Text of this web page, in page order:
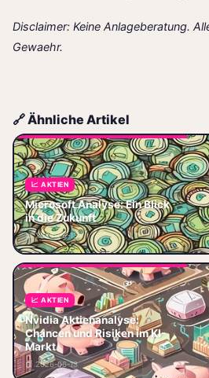
Disclaimer: Keine Anlageberatung.
Gewaehr.
🔗 Ähnliche Artikel
📈 AKTIEN
Microsoft Analyse: Ein Blick
in die Zukunft
📅 2026-06-13
75
📈 AKTIEN
Nvidia Aktienanalyse:
Chancen und Risiken im KI-
Markt
📅 2026-06-13
sich